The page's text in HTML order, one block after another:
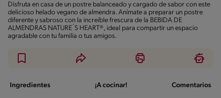
Disfruta en casa de un postre balanceado y cargado de sabor con este
delicioso helado vegano de almendra. Anímate a preparar un postre
diferente y sabroso con la increíble frescura de la BEBIDA DE
ALMENDRAS NATURE´S HEART®, ideal para compartir un espacio
agradable con tu familia o tus amigos.
Ingredientes ¡A cocinar! Comentarios